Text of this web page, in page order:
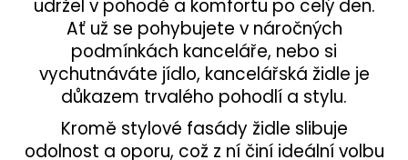
udržel v pohodě a komfortu po celý den.
Ať už se pohybujete v náročných
podmínkách kanceláře, nebo si
vychutnáváte jídlo, kancelářská židle je
důkazem trvalého pohodlí a stylu.
Kromě stylové fasády židle slibuje
odolnost a oporu, což z ní činí ideální volbu